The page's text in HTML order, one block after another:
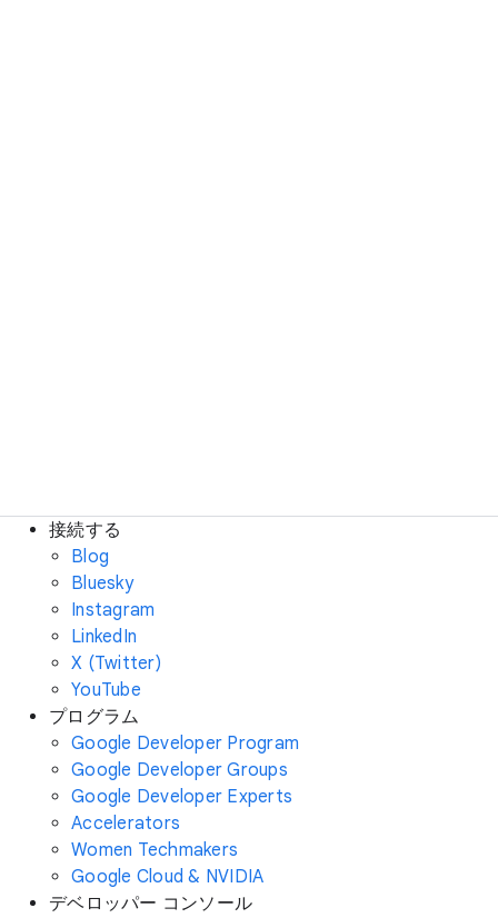
接続する
Blog
Bluesky
Instagram
LinkedIn
X (Twitter)
YouTube
プログラム
Google Developer Program
Google Developer Groups
Google Developer Experts
Accelerators
Women Techmakers
Google Cloud & NVIDIA
デベロッパー コンソール